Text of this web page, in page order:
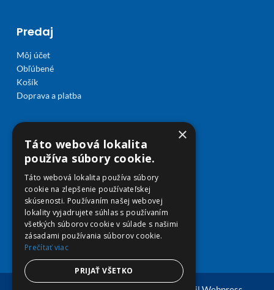
Predaj
Môj účet
Obľúbené
Košík
Doprava a platba
×
Táto webová lokalita
používa súbory cookie.
Táto webová lokalita používa súbory
cookie na zlepšenie používateľskej
skúsenosti. Používaním našej webovej
lokality vyjadrujete súhlas s používaním
všetkých súborov cookie v súlade s našimi
zásadami používania súborov cookie.
Prečítať viac
PRIJAŤ VŠETKO